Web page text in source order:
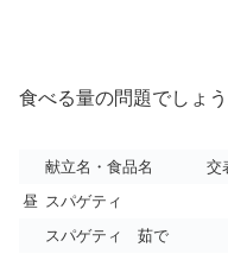
食べる量の問題でしょう
献立名・食品名 交
昼 スパゲティ
スパゲティ 茹で